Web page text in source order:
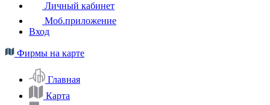
Личный кабинет
Моб.приложение
Вход
Фирмы на карте
Главная
Карта